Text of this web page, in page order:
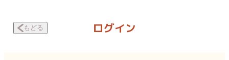
もどる ログイン